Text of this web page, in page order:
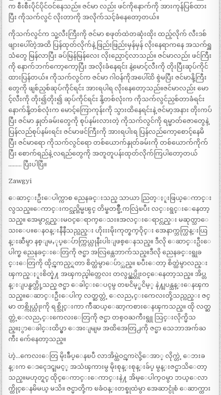
က စီးစီးပိုင်ပိုင်ဝင်နေသည်။ ဇင်မာ လည်း ဖင်ကိုနောက်ကို အားကုန်ပြစ်ထား
ပြီး ကိုသက်လွင် လိုးတာကို အလိုက်သင့်ခံနေတော့တယ်။
ကိုသက်လွင်က သူ့လီးကြီးကို ဇင်မာ စဖုတ်ထဲတဆုံးထိုး ထည့်လိုက် လီးဒစ်
ဖျားပေါ်တဲ့အထိ ပြန်ထုတ်လိုက်နဲ့ ဖြည်းဖြည်းမှန်မှန် လိုးနေရာကနေ အသက်ရှူ
သံတွေ မြန်လာပြီး ခပ်မြန်မြန်လေး လိုးညှောင့်လာသည်။ ဇင်မာလည်း ဖင်ကြီး
ကို နောက်ဘက်ကော့ကော့ပြီး အလိုးခံနေရင်း နဲ့မောင့်လီးကို တိုးပြီးဆုပ်ကိုင်
ထားပြန်တယ်။ ကိုသက်လွင်က ဇင်မာ ဂါဝန်ကိုအပေါ်ထိ စွဲမပြီး ဇင်မာနို့ကြီး
တွေကို ဖျစ်ညှစ်ဆုပ်ကိုင်ရင်း အားရပါရ လိုးနေတော့သည်။ဇင်မာလည်း မော
င့်လီးကို တိုး၍တိုး၍ ဆုပ်ကိုင်ရင်း နို့တစ်လုံးက ကိုသက်လွင်ညှစ်တာခံရင်း
နောက်နို့တစ်လုံးက မောင့်ကြောကုန်းကို သွားထိနေရင်းနဲ့ ဇင်မာ့အနား တိုးကပ်
ပြီး ဇင်မာ နှုတ်ခမ်းတွေကို စုပ်နမ်းလားတဲ့ ကိုသက်လွင်ကို ရမ္မာတ်ဇောတွေနဲ့
ပြန်လည်စုပ်နမ်းရင်း ဇင်မာဖင်ကြီးကို အားရပါးရ ပြန်လည်ကော့စောင့်နေမိ
ပြီး ဇင်မာရော ကိုသက်လွင်ရော တစ်ယောက်နှုတ်ခမ်းကို တစ်ယောက်ကိုက်
ပြီး စောက်ရည်နဲ့ လရည်တွေကို အတူတူပန်းထုတ်လိုက်ကြပါတော့တယ်
……… ပြီးပါပြီ။
Zawgyi
ေဆာင္းဦးေပါက္ကာစ ညေနခင္းသည္ သာယာ ညြတ္ႏူးဖြယ္ေကာင္း
လွသည္။ေကာင္းကင္သည္တိမ္မၽွင္ တိမ္စတစ္ခ်ိဳ့ကလြဲၿပီး လင္းရွင္းေနေတာ့
သည္။ အေမွာင္လည္းမဝင္ေရာက္ေသး။အလင္းေရာင္လည္း မဆုတ္သာေ
သးေပ။ေနဝန္းနီနီသည္လည္း ဟိုးးးမိုးကုတ္စက္ဝိုင္း အေနာက္ဘက္ယြန္းယြ
န္းဆီမွာ နစ္ျမႇုပ္ေပ်ာက္ကြယ္လုနီးပါးျဖစ္ေနသည္။ ဒီလို ေဆာင္းဦးေ
ပါက္စ ညေနခင္းေတြကို ဇင္မာ အလြန္သေဘာက်သည္။ဒီလို ညေနခင္းရွုခ
င္းေတြကို ထိုင္ၾကည့္ရတာ စိတ္ထဲမွာေပ်ာ္သည္။ ၿပီးေတာ့ စိတ္ထဲမွာလည္း
ၾကည္ႏူးစိတ္နဲ႔ အၾကည္ဓါတ္ကေလး တလွပ္လွပ္တိုးဝင္ေနေတာ့သည္။ အိပ္တ
န္းျပန္ငွက္တို့သည္ ဇင္မာ ေခါင္းေပၚမွ တၿငိမ့္ၿငိမ့္ နဲ႔ျပန္သန္းေနၾက
သည္။ေဆာင္းဦးေပါက္ လတ္ဆတ္တဲ့ ေလညႇင္းကေလးတို့သည္လည္း ဇင္
မာ တစ္ကိုယ္လုံးကို ရစ္သိုင္းကာ က်ီဆယ္ေဆာ့ကစားေနၾကသည္။ ထို လတ္ဆ
တ္တဲ့ေလညႇင္းကေလးေတြကို ဇင္မာ တစ္ဝႀကီးရွူ သြင္းလိုက္မိသ
ည္။ႏွာေခါင္းထိပ္မွာ ေအးျမျမ အထိအေတြ႕ကို ဇင္မာ သေဘာအက်ႀ
ကီး က်ေနေတာ့သည္။
`ဟဲ့…ကေလးေတြ မိုးခ်ဳပ္ေနၿပီ လာအိမ္ထဲဝင္ၾက´လို့ေအာ္ လိုက္တဲ့ ေဘးခ
န္းက ေဒၚေဒၚျမင့္ အသံၾကားမွ မိုးစုန္းစုန္းခ်ပ္ မွန္းဇင္မာသိေတာ့
သည္။မဟုတ္ရင္ ထိုင္ေကာင္းေကာင္းနဲ႔ အိမ္ေပါက္ဝမွာ ဘယ္ေလာ
က္ထိုင္ေနမိမယ္ မသိ။ ဇင္မာတို့က ၿခံဝန္းတစ္ခုထဲမွာ အေဆာင္ပုံစံ ေဆာက္ထား